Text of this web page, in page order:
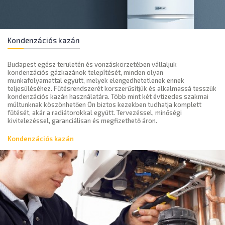
Kondenzációs kazán
Budapest egész területén és vonzáskörzetében vállaljuk
kondenzációs gázkazánok telepítését, minden olyan
munkafolyamattal együtt, melyek elengedhetetlenek ennek
teljesüléséhez. Fűtésrendszerét korszerűsítjük és alkalmassá tesszük
kondenzációs kazán használatára. Több mint két évtizedes szakmai
múltunknak köszönhetően Ön biztos kezekben tudhatja komplett
fűtését, akár a radiátorokkal együtt. Tervezéssel, minőségi
kivitelezéssel, garanciálisan és megfizethető áron.
Kondenzációs kazán